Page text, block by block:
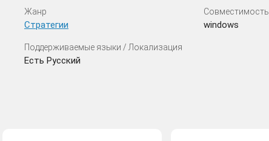
Жанр
Стратегии
Совместимость
windows
Поддерживаемые языки / Локализация
Есть Русский